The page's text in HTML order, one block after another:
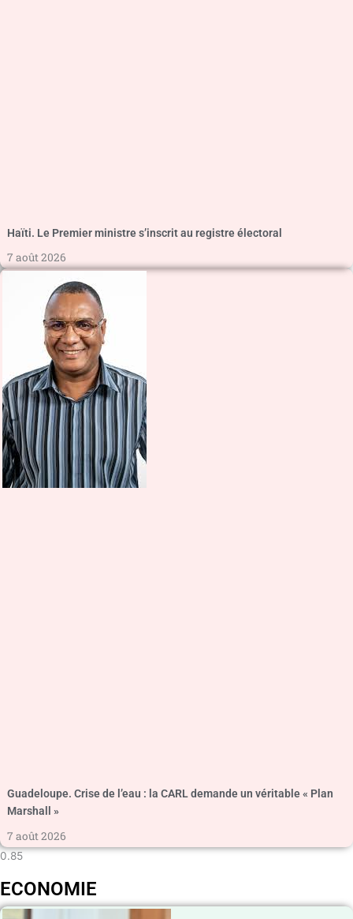
Haïti. Le Premier ministre s’inscrit au registre électoral
7 août 2026
Guadeloupe. Crise de l’eau : la CARL demande un véritable « Plan
Marshall »
7 août 2026
ECONOMIE